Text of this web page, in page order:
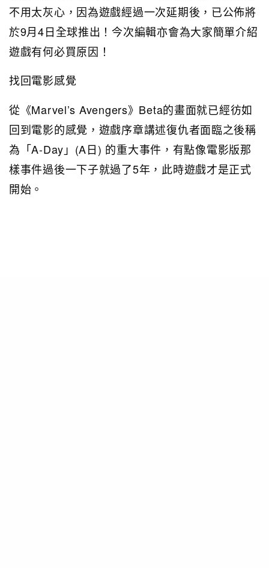
不用太灰心，因為遊戲經過一次延期後，已公佈將
於9月4日全球推出！今次編輯亦會為大家簡單介紹
遊戲有何必買原因！
找回電影感覺
從《Marvel’s Avengers》Beta的畫面就已經彷如
回到電影的感覺，遊戲序章講述復仇者面臨之後稱
為「A-Day」(A日) 的重大事件，有點像電影版那
樣事件過後一下子就過了5年，此時遊戲才是正式
開始。